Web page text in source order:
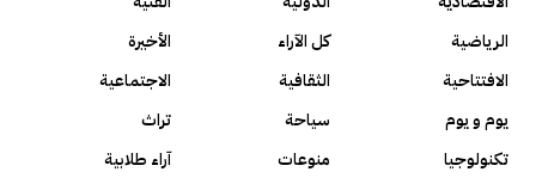
الرياضية
كل الآراء
الأخيرة
الافتتاحية
الثقافية
الاجتماعية
يوم و يوم
سياحة
تراث
تكنولوجيا
منوعات
آراء طلابية